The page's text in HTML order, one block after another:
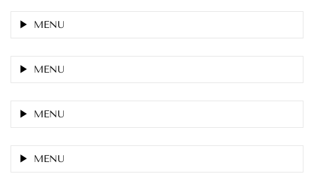
MENU
MENU
MENU
MENU